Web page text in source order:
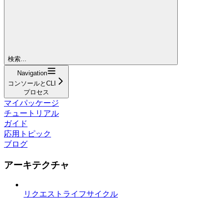
検索...
Navigation
コンソールとCLI
プロセス
マイパッケージ
チュートリアル
ガイド
応用トピック
ブログ
アーキテクチャ
リクエストライフサイクル